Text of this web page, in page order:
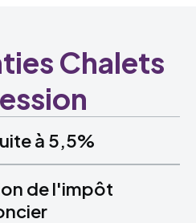
Chalets
à 5,5%
de l'impôt